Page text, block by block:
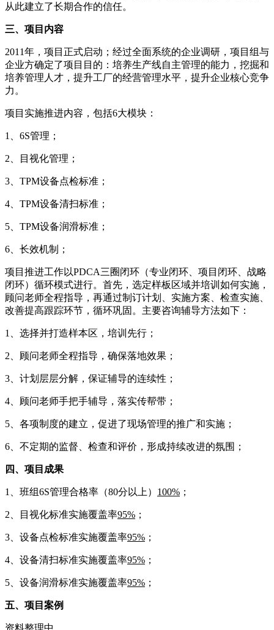
从此建立了长期合作的信任。
三、项目内容
2011年，项目正式启动；经过全面系统的企业调研，项目组与
企业方确定了项目目的：培养生产线自主管理的能力，挖掘和
培养管理人才，提升工厂的经营管理水平，提升企业核心竞争
力。
项目实施推进内容，包括6大模块：
1、6S管理；
2、目视化管理；
3、TPM设备点检标准；
4、TPM设备清扫标准；
5、TPM设备润滑标准；
6、长效机制；
项目推进工作以PDCA三圈闭环（专业闭环、项目闭环、战略
闭环）循环模式进行。首先，选定样板区域并培训如何实施，
顾问老师全程指导，再通过制订计划、实施方案、检查实施、
改善提高跟踪环节，循环巩固。主要咨询辅导方法如下：
1、选择并打造样本区，培训先行；
2、顾问老师全程指导，确保落地效果；
3、计划层层分解，保证辅导的连续性；
4、顾问老师手把手辅导，落实传帮带；
5、各项制度的建立，促进了现场管理的推广和实施；
6、不定期的监督、检查和评价，形成持续改进的氛围；
四、项目成果
1、班组6S管理合格率（80分以上） 100% ；
2、目视化标准实施覆盖率95% ；
3、设备点检标准实施覆盖率95% ；
4、设备清扫标准实施覆盖率95% ；
5、设备润滑标准实施覆盖率95% ；
五、项目案例
资料整理中.. ...